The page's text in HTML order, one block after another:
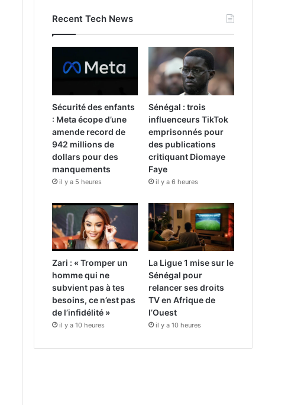
Recent Tech News
Sécurité des enfants
: Meta écope d’une
amende record de
942 millions de
dollars pour des
manquements
il y a 5 heures
Sénégal : trois
influenceurs TikTok
emprisonnés pour
des publications
critiquant Diomaye
Faye
il y a 6 heures
Zari : « Tromper un
homme qui ne
subvient pas à tes
besoins, ce n’est pas
de l’infidélité »
il y a 10 heures
La Ligue 1 mise sur le
Sénégal pour
relancer ses droits
TV en Afrique de
l’Ouest
il y a 10 heures